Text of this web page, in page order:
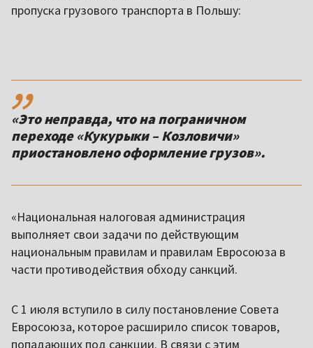
пропуска грузового транспорта в Польшу:
,,
«Это неправда, что на пограничном
переходе «Кукурыки – Козловичи»
приостановлено оформление грузов».
«Национальная налоговая администрация
выполняет свои задачи по действующим
национальным правилам и правилам Евросоюза в
части противодействия обходу санкций.
С 1 июля вступило в силу постановление Совета
Евросоюза, которое расширило список товаров,
попадающих под санкции. В связи с этим